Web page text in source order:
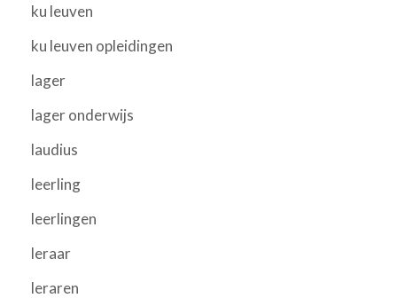
ku leuven
ku leuven opleidingen
lager
lager onderwijs
laudius
leerling
leerlingen
leraar
leraren